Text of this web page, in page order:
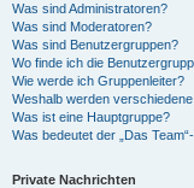
Was sind Administratoren?
Was sind Moderatoren?
Was sind Benutzergruppen?
Wo finde ich die
Wie werde ich Gruppenleiter?
Weshalb werden
Was ist eine Hauptgruppe?
Was bedeutet der „Das
Private Nachrichten